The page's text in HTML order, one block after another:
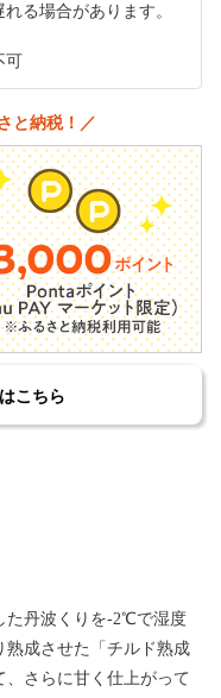
る場合があります。
可
と納税！／
こちら
た丹波くりを-2℃で湿度
熟成させた「チルド熟成
さらに甘く仕上がって